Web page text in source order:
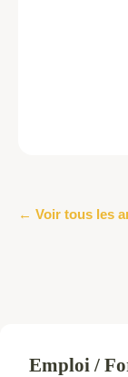
← Voir tous les
Emploi /